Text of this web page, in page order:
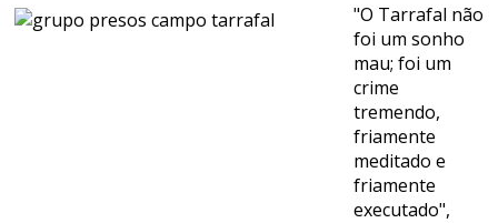
"O Tarrafal não
foi um sonho
mau; foi um
crime
tremendo,
friamente
meditado e
friamente
executado",